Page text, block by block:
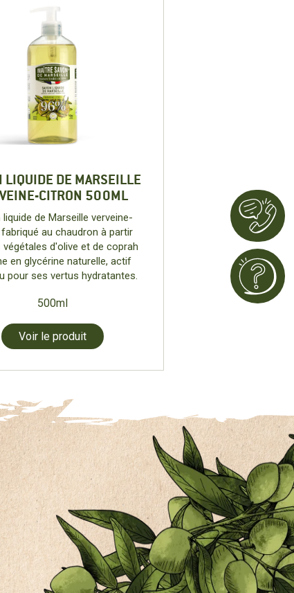
LIQUIDE DE MARSEILLE
CITRON 500ML
liquide de Marseille verveine-
au chaudron à partir
végétales d'olive et de coprah
en glycérine naturelle, actif
pour ses vertus hydratantes.
500ml
Voir le produit